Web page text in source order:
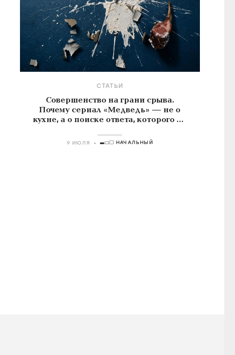
СТАТЬИ
Совершенство на грани срыва.
Почему сериал «Медведь» — не о
кухне, а о поиске ответа, которого не
9 ИЮЛЯ НАЧАЛЬНЫЙ